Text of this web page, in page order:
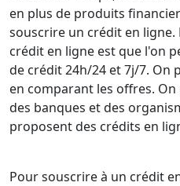
en plus de produits
souscrire un crédit en
crédit en ligne est que l'on
de crédit 24h/24 et 7j/7. On
en comparant les offres.
des banques et des
proposent des crédits en
Pour souscrire à un crédit